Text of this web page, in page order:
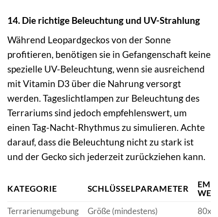
14. Die richtige Beleuchtung und UV-Strahlung
Während Leopardgeckos von der Sonne
profitieren, benötigen sie in Gefangenschaft keine
spezielle UV-Beleuchtung, wenn sie ausreichend
mit Vitamin D3 über die Nahrung versorgt
werden. Tageslichtlampen zur Beleuchtung des
Terrariums sind jedoch empfehlenswert, um
einen Tag-Nacht-Rhythmus zu simulieren. Achte
darauf, dass die Beleuchtung nicht zu stark ist
und der Gecko sich jederzeit zurückziehen kann.
KATEGORIE SCHLÜSSELPARAMETER
Terrarienumgebung
Größe (mindestens)